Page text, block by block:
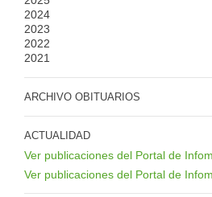
2024
2023
2022
2021
ARCHIVO OBITUARIOS
ACTUALIDAD
Ver publicaciones del Portal de
Ver publicaciones del Portal de